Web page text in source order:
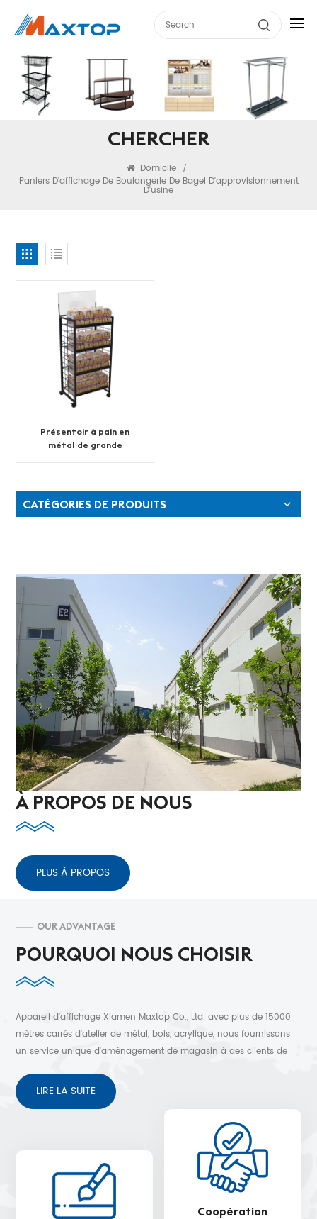
CHERCHER
Domicile /
Paniers D'affichage De Boulangerie De Bagel D'approvisionnement
D'usine
Présentoir à pain en
métal de grande
CATÉGORIES DE PRODUITS
À PROPOS DE NOUS
PLUS À PROPOS
OUR ADVANTAGE
POURQUOI NOUS CHOISIR
Appareil d'affichage Xiamen Maxtop Co., Ltd. avec plus de 15000
mètres carrés d'atelier de métal, bois, acrylique, nous fournissons
un service unique d'aménagement de magasin à des clients de
service après-vente sans soucis.
LIRE LA SUITE
Coopération